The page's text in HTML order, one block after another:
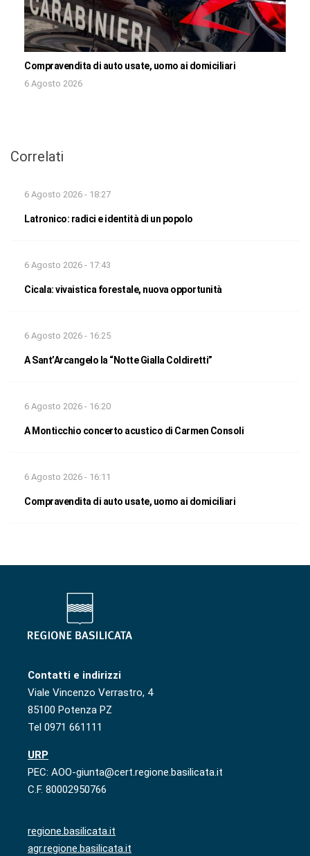
Compravendita di auto usate, uomo ai domiciliari
6 Agosto 2026
Correlati
6 Agosto 2026 - 18:27
Latronico: radici e identità di un popolo
6 Agosto 2026 - 17:43
Cicala: vivaistica forestale, nuova opportunità
6 Agosto 2026 - 16:25
A Sant’Arcangelo la “Notte Gialla Coldiretti”
6 Agosto 2026 - 16:20
A Monticchio concerto acustico di Carmen Consoli
6 Agosto 2026 - 16:11
Compravendita di auto usate, uomo ai domiciliari
Contatti e indirizzi
Viale Vincenzo Verrastro, 4
85100 Potenza PZ
Tel 0971 661111
URP
PEC: AOO-giunta@cert.regione.basilicata.it
C.F. 80002950766
regione.basilicata.it
agr.regione.basilicata.it